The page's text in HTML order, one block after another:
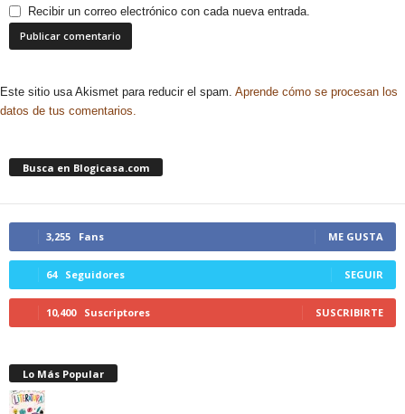
Recibir un correo electrónico con cada nueva entrada.
Este sitio usa Akismet para reducir el spam. Aprende cómo se procesan los
datos de tus comentarios.
Busca en Blogicasa.com
3,255 Fans ME GUSTA
64 Seguidores SEGUIR
10,400 Suscriptores SUSCRIBIRTE
Lo Más Popular